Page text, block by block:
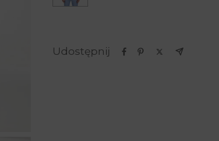
Udostępnij